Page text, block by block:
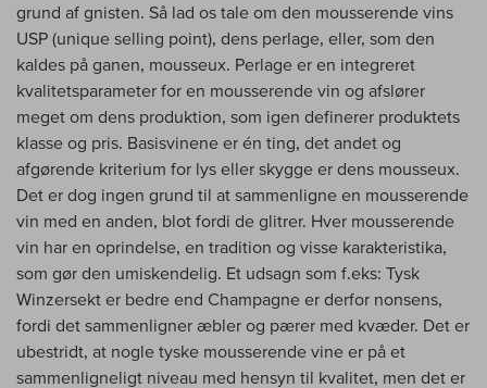
grund af gnisten. Så lad os tale om den mousserende vins
USP (unique selling point), dens perlage, eller, som den
kaldes på ganen, mousseux. Perlage er en integreret
kvalitetsparameter for en mousserende vin og afslører
meget om dens produktion, som igen definerer produktets
klasse og pris. Basisvinene er én ting, det andet og
afgørende kriterium for lys eller skygge er dens mousseux.
Det er dog ingen grund til at sammenligne en mousserende
vin med en anden, blot fordi de glitrer. Hver mousserende
vin har en oprindelse, en tradition og visse karakteristika,
som gør den umiskendelig. Et udsagn som f.eks: Tysk
Winzersekt er bedre end Champagne er derfor nonsens,
fordi det sammenligner æbler og pærer med kvæder. Det er
ubestridt, at nogle tyske mousserende vine er på et
sammenligneligt niveau med hensyn til kvalitet, men det er